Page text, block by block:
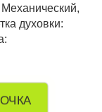
духовки: